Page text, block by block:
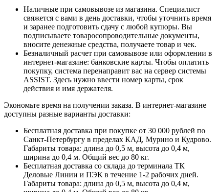
Наличные при самовывозе из магазина. Специалист
свяжется с вами в день доставки, чтобы уточнить время
и заранее подготовить сдачу с любой купюры. Вы
подписываете товаросопроводительные документы,
вносите денежные средства, получаете товар и чек.
Безналичный расчет при самовывозе или оформлении в
интернет-магазине: банковские карты. Чтобы оплатить
покупку, система перенаправит вас на сервер системы
ASSIST. Здесь нужно ввести номер карты, срок
действия и имя держателя.
Экономьте время на получении заказа. В интернет-магазине
доступны разные варианты доставки:
Бесплатная доставка при покупке от 30 000 рублей по
Санкт-Петербургу в пределах КАД, Мурино и Кудрово.
Габариты товара: длина до 0,5 м, высота до 0,4 м,
ширина до 0,4 м. Общий вес до 80 кг.
Бесплатная доставка со склада до терминала ТК
Деловые Линии и ПЭК в течение 1-2 рабочих дней.
Габариты товара: длина до 0,5 м, высота до 0,4 м,